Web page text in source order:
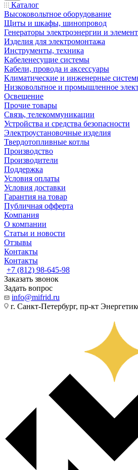
Каталог
Высоковольтное оборудование
Щиты и шкафы, шинопровод
Генераторы электроэнергии и
Изделия для электромонтажа
Инструменты, техника
Кабеленесущие системы
Кабели, провода и аксессуары
Климатические и инженерные
Низковольтное и промышленное
Освещение
Прочие товары
Связь, телекоммуникации
Устройства и средства безопасности
Электроустановочные изделия
Твердотопливные котлы
Производство
Производители
Поддержка
Условия оплаты
Условия доставки
Гарантия на товар
Публичная офферта
Компания
О компании
Статьи и новости
Отзывы
Контакты
Контакты
+7 (812) 98-645-98
Заказать звонок
Задать вопрос
info@mifrid.ru
г. Санкт-Петербург, пр-кт